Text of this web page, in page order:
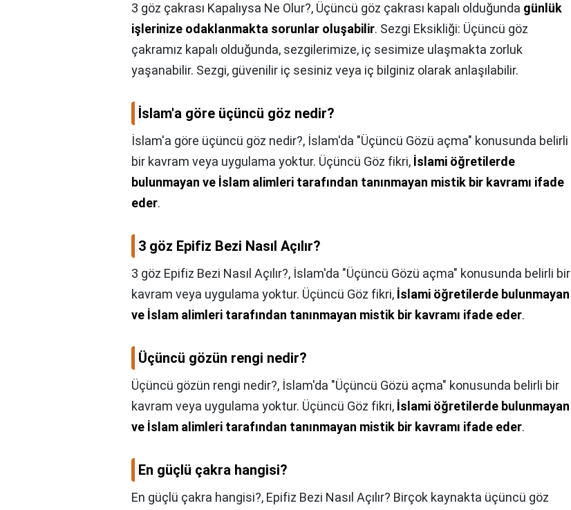
3 göz çakrası Kapalıysa Ne Olur?, Üçüncü göz çakrası kapalı olduğunda günlük
işlerinize odaklanmakta sorunlar oluşabilir. Sezgi Eksikliği: Üçüncü göz
çakramız kapalı olduğunda, sezgilerimize, iç sesimize ulaşmakta zorluk
yaşanabilir. Sezgi, güvenilir iç sesiniz veya iç bilginiz olarak anlaşılabilir.
İslam'a göre üçüncü göz nedir?
İslam'a göre üçüncü göz nedir?, İslam'da "Üçüncü Gözü açma" konusunda belirli
bir kavram veya uygulama yoktur. Üçüncü Göz fikri, İslami öğretilerde
bulunmayan ve İslam alimleri tarafından tanınmayan mistik bir kavramı ifade
eder.
3 göz Epifiz Bezi Nasıl Açılır?
3 göz Epifiz Bezi Nasıl Açılır?, İslam'da "Üçüncü Gözü açma" konusunda belirli bir
kavram veya uygulama yoktur. Üçüncü Göz fikri, İslami öğretilerde bulunmayan
ve İslam alimleri tarafından tanınmayan mistik bir kavramı ifade eder.
Üçüncü gözün rengi nedir?
Üçüncü gözün rengi nedir?, İslam'da "Üçüncü Gözü açma" konusunda belirli bir
kavram veya uygulama yoktur. Üçüncü Göz fikri, İslami öğretilerde bulunmayan
ve İslam alimleri tarafından tanınmayan mistik bir kavramı ifade eder.
En güçlü çakra hangisi?
En güçlü çakra hangisi?, Epifiz Bezi Nasıl Açılır? Birçok kaynakta üçüncü göz